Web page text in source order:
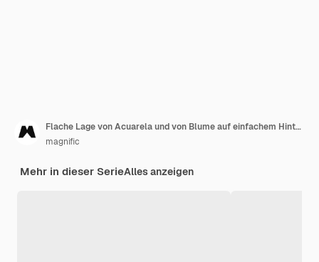
Flache Lage von Acuarela und von Blume auf einfachem Hintergrund
magnific
Mehr in dieser SerieAlles anzeigen